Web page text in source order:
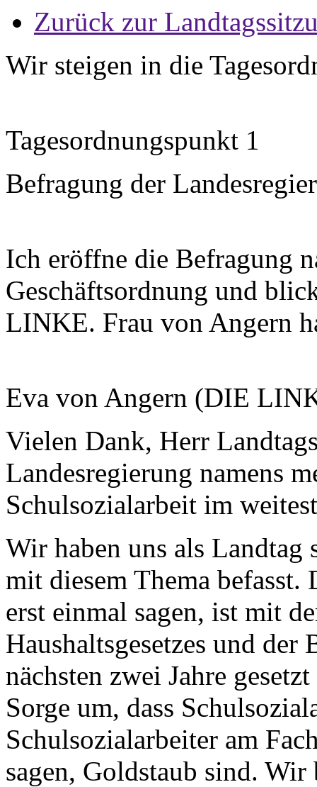
Zurück zur
Wir steigen in die
Tagesordnungspunkt 1
Befragung der
Ich eröffne die Befragung
Geschäftsordnung und
LINKE. Frau von Angern
Eva von Angern (DIE
Vielen Dank, Herr
Landesregierung namens
Schulsozialarbeit im
Wir haben uns als Landtag
mit diesem Thema
erst einmal sagen, ist mit
Haushaltsgesetzes und der
nächsten zwei Jahre
Sorge um, dass
Schulsozialarbeiter am
sagen, Goldstaub sind. Wir